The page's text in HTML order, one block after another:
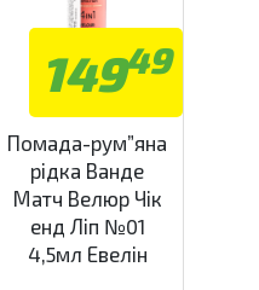
14949
Помада-рум”яна
рідка Ванде
Матч Велюр Чік
енд Ліп №01
4,5мл Евелін